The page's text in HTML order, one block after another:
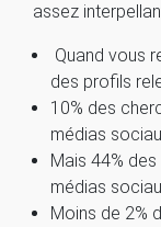
assez
Quand vous
des profils
10% des
médias
Mais 44%
médias
Moins de 2%